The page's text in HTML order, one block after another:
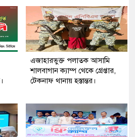
এজাহারভুক্ত পলাতক আসামি
শালবাগান ক্যাম্প থেকে গ্রেপ্তার,
টেকনাফ থানায় হস্তান্তর।